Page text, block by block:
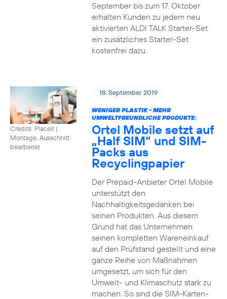
September bis zum 17. Oktober
erhalten Kunden zu jedem neu
aktivierten ALDI TALK Starter-Set
ein zusätzliches Starter-Set
kostenfrei dazu.
Credits: Placeit |
Montage, Ausschnitt
bearbeitet
18. September 2019
WENIGER PLASTIK - MEHR
UMWELTFREUNDLICHE PRODUKTE:
Ortel Mobile setzt auf
„Half SIM“ und SIM-
Packs aus
Recyclingpapier
Der Prepaid-Anbieter Ortel Mobile
unterstützt den
Nachhaltigkeitsgedanken bei
seinen Produkten. Aus diesem
Grund hat das Unternehmen
seinen kompletten Wareneinkauf
auf den Prüfstand gestellt und eine
ganze Reihe von Maßnahmen
umgesetzt, um sich für den
Umwelt- und Klimaschutz stark zu
machen. So sind die SIM-Karten-